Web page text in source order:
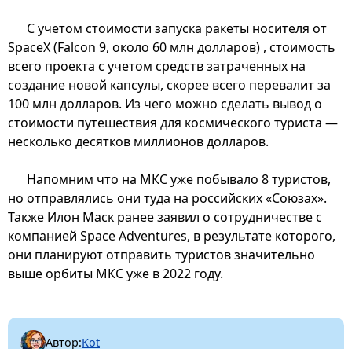
С учетом стоимости запуска ракеты носителя от
SpaceX (Falcon 9, около 60 млн долларов) , стоимость
всего проекта с учетом средств затраченных на
создание новой капсулы, скорее всего перевалит за
100 млн долларов. Из чего можно сделать вывод о
стоимости путешествия для космического туриста —
несколько десятков миллионов долларов.
Напомним что на МКС уже побывало 8 туристов,
но отправлялись они туда на российских «Союзах».
Также Илон Маск ранее заявил о сотрудничестве с
компанией Space Adventures, в результате которого,
они планируют отправить туристов значительно
выше орбиты МКС уже в 2022 году.
Автор:Kot